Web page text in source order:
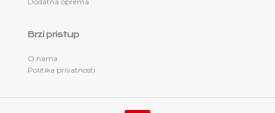
Brzi pristup
O nama
Politika privatnosti